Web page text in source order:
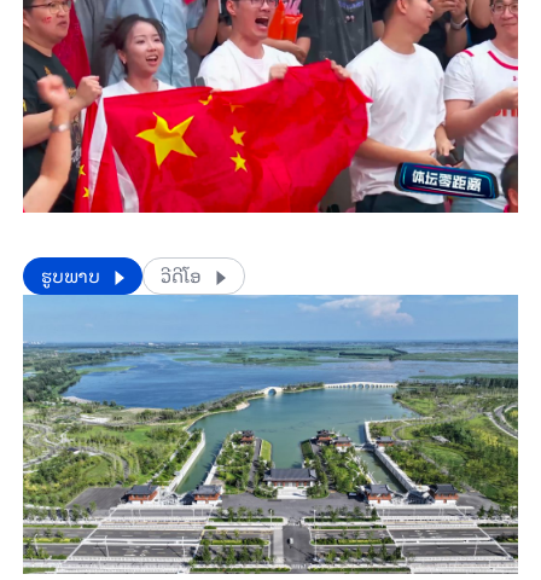
​​ຮູບພາບ ວີດີໂອ